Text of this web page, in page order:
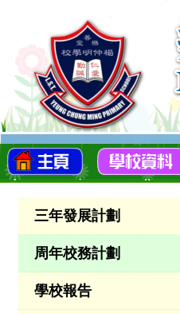
三年發展計劃
周年校務計劃
學校報告